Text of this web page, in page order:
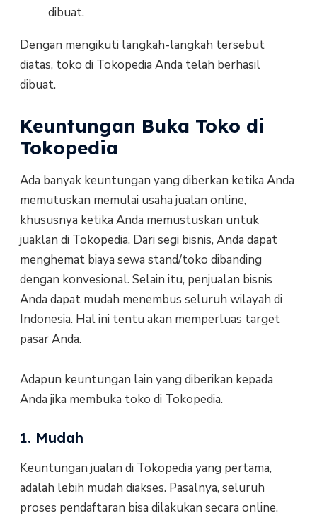
dibuat.
Dengan mengikuti langkah-langkah tersebut
diatas, toko di Tokopedia Anda telah berhasil
dibuat.
Keuntungan Buka Toko di
Tokopedia
Ada banyak keuntungan yang diberkan ketika Anda
memutuskan memulai usaha jualan online,
khususnya ketika Anda memustuskan untuk
juaklan di Tokopedia. Dari segi bisnis, Anda dapat
menghemat biaya sewa stand/toko dibanding
dengan konvesional. Selain itu, penjualan bisnis
Anda dapat mudah menembus seluruh wilayah di
Indonesia. Hal ini tentu akan memperluas target
pasar Anda.
Adapun keuntungan lain yang diberikan kepada
Anda jika membuka toko di Tokopedia.
1. Mudah
Keuntungan jualan di Tokopedia yang pertama,
adalah lebih mudah diakses. Pasalnya, seluruh
proses pendaftaran bisa dilakukan secara online.